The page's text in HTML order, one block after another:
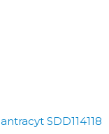
SDD114118